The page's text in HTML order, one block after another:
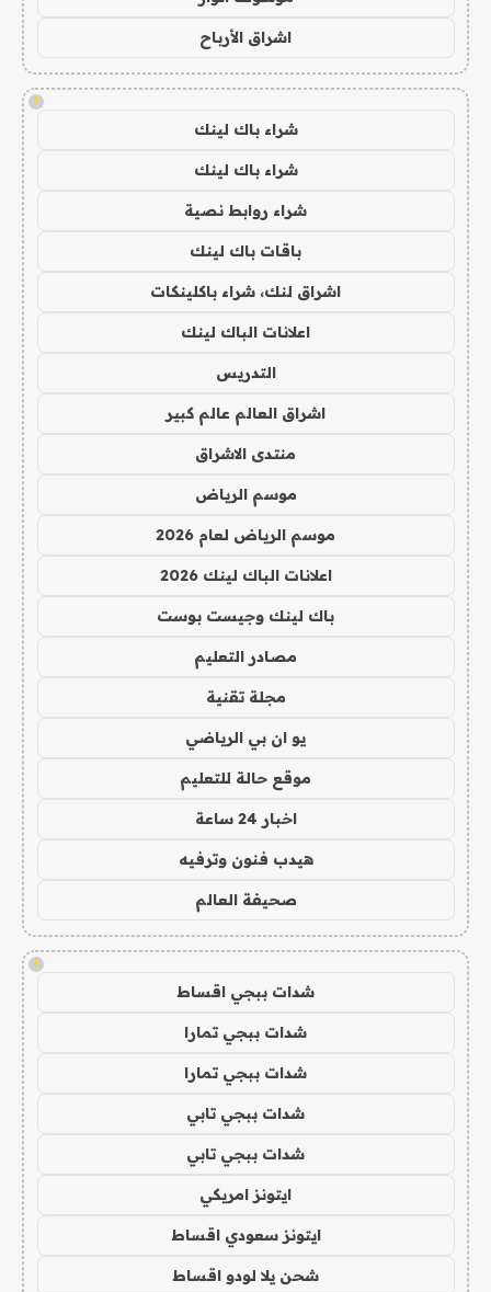
اشراق الأرباح
!
شراء باك لينك
شراء باك لينك
شراء روابط نصية
باقات باك لينك
اشراق لنك، شراء باكلينكات
اعلانات الباك لينك
التدريس
اشراق العالم عالم كبير
منتدى الاشراق
موسم الرياض
موسم الرياض لعام 2026
اعلانات الباك لينك 2026
باك لينك وجيست بوست
مصادر التعليم
مجلة تقنية
يو ان بي الرياضي
موقع حالة للتعليم
اخبار 24 ساعة
هيدب فنون وترفيه
صحيفة العالم
!
شدات ببجي اقساط
شدات ببجي تمارا
شدات ببجي تمارا
شدات ببجي تابي
شدات ببجي تابي
ايتونز امريكي
ايتونز سعودي اقساط
شحن يلا لودو اقساط